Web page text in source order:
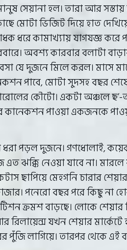
সেয়ানা হল। তারা আর
মোটা ভিজিট দিয়ে হাত
ধরে কামাখ্যায় যাগযজ্ঞ
অবশ্য কারবার বলাটা
যে দুজনে মিলে করল। মাসে
পাবে, মোটা সুদসহ বছর শেষে
কৌটো। একটা অঞ্চলে
কানেকশন পাওয়া একজনকে
পড়ল দুজনে। গণধোলাই,
ঝক্কি নেওয়া যাবে না।
ছাপিয়ে মেহগনি চারার
পনেরো বছর পরে কিছু না
ক্রমশ বাড়ছে। লোকে
যখন শেয়ার
পুঁজি লাগিয়ে। তারপর থেকে